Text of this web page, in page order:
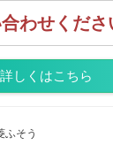
わせくださ
詳しくはこちら
ふそう